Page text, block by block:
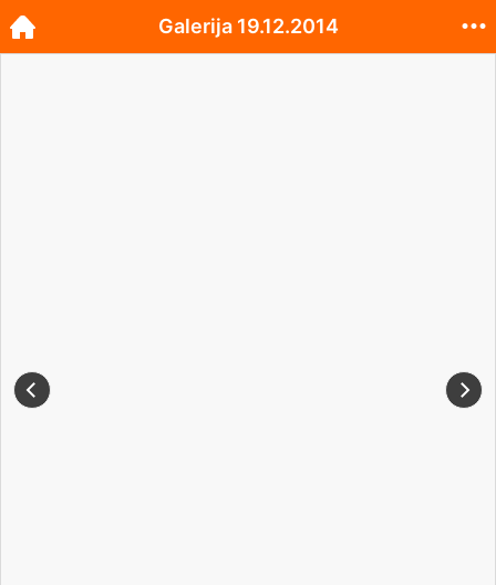
Galerija 19.12.2014